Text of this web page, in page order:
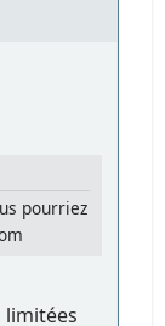
pourriez
limitées